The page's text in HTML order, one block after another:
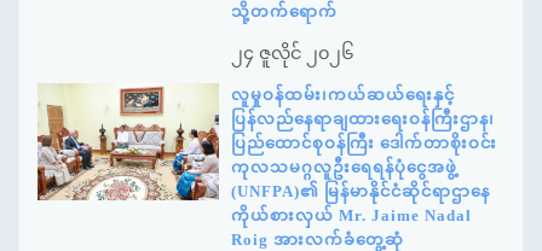
သို့တက်ရောက်
၂၄ ဇူလိုင် ၂၀၂၆
လူမှုဝန်ထမ်း၊ကယ်ဆယ်ရေးနှင့်
ပြန်လည်နေရာချထားရေးဝန်ကြီးဌာန၊
ပြည်ထောင်စုဝန်ကြီး ဒေါက်တာစိုးဝင်း
ကုလသမဂ္ဂလူဦးရေရန်ပုံငွေအဖွဲ့
(UNFPA)၏ မြန်မာနိုင်ငံဆိုင်ရာဌာနေ
ကိုယ်စားလှယ် Mr. Jaime Nadal
Roig အားလက်ခံတွေ့ဆုံ